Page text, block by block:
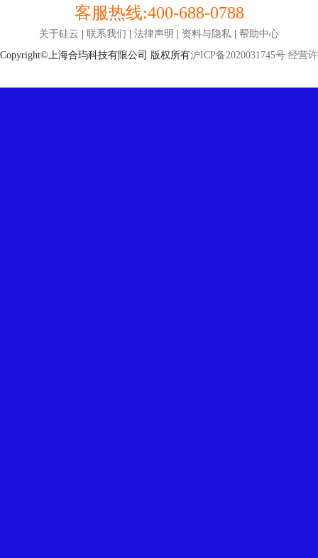
客服热线:400-688-0788
关于硅云 联系我们 法律声明 资料与隐私
帮助中心
Copyright©上海合玙科技有限公司 版权所有沪ICP备2020031745号 经营